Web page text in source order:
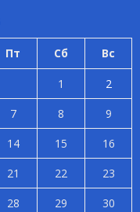
Пт Сб Вс
1
2
7 8
9
14 15
16
21 22
23
28 29
30